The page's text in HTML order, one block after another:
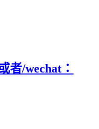
者/wechat：